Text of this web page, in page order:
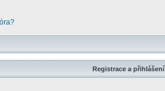
Registrace a přihlášení